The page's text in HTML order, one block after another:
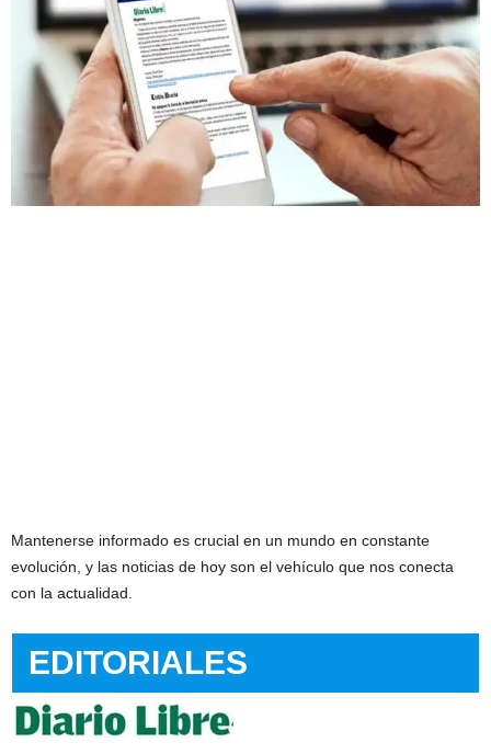
Mantenerse informado es crucial en un mundo en constante
evolución, y las noticias de hoy son el vehículo que nos conecta
con la actualidad.
EDITORIALES